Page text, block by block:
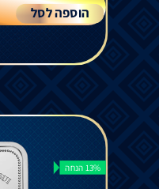
הוספה לסל
13% הנחה